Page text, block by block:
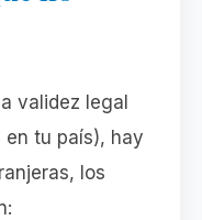
validez legal
tu país), hay
los